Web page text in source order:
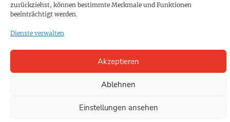
zurückziehst, können bestimmte Merkmale und Funktionen
beeinträchtigt werden.
Dienste verwalten
Akzeptieren
Ablehnen
Einstellungen ansehen
KONTAKT
Cookie-Richtlinie